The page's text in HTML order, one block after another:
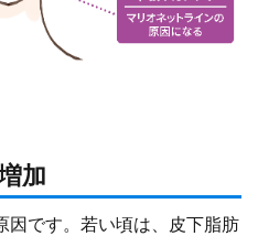
加
因です。若い頃は、皮下脂肪